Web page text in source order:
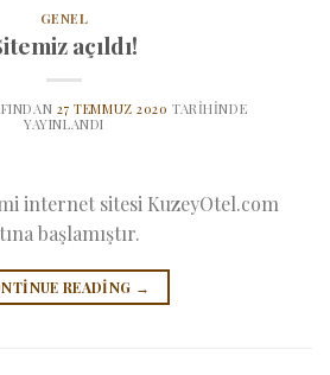
GENEL
açıldı!
27 TEMMUZ 2020 TARIHINDE
YAYINLANDI
internet sitesi KuzeyOtel.com
başlamıştır.
READING →